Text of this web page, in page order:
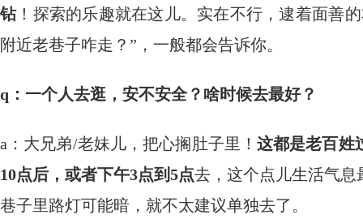
钻！探索的乐趣就在这儿。实在不行，逮着面善
附近老巷子咋走？”，一般都会告诉你。
q：一个人去逛，安不安全？啥时候去最好？
a：大兄弟/老妹儿，把心搁肚子里！ 这都是老百姓
10点后，或者下午3点到5点去，这个点儿生活气
巷子里路灯可能暗，就不太建议单独去了。